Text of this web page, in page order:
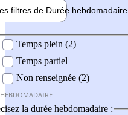
filtres de Durée hebdomadaire
Temps plein (2)
Temps partiel
Non renseignée (2)
la durée hebdomadaire :